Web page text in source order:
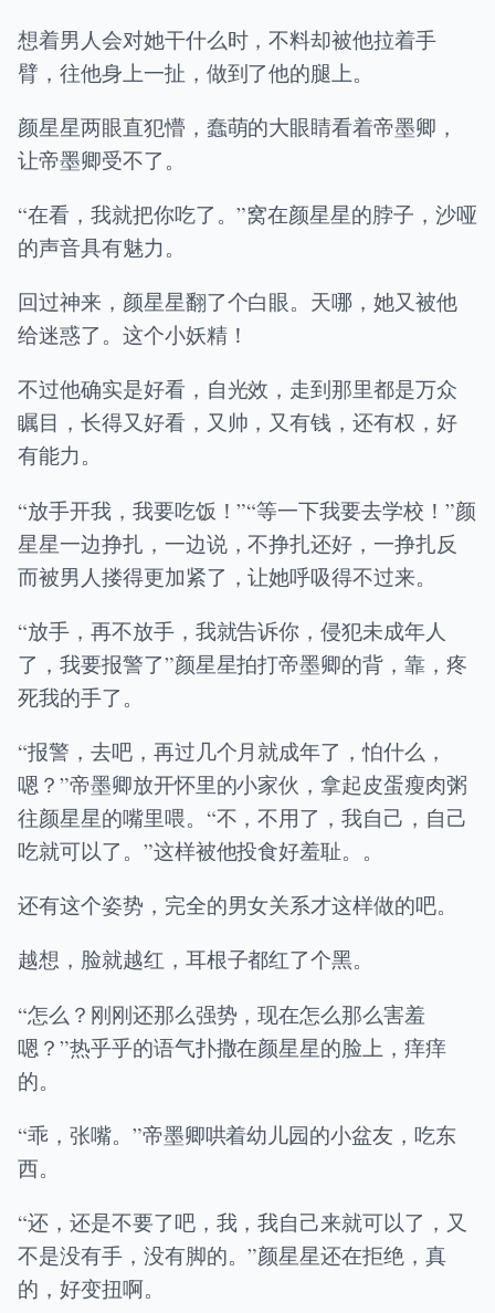
想着男人会对她干什么时，不料却被他拉着手
臂，往他身上一扯，做到了他的腿上。
颜星星两眼直犯懵，蠢萌的大眼睛看着帝墨卿，
让帝墨卿受不了。
“在看，我就把你吃了。”窝在颜星星的脖子，沙哑
的声音具有魅力。
回过神来，颜星星翻了个白眼。天哪，她又被他
给迷惑了。这个小妖精！
不过他确实是好看，自光效，走到那里都是万众
瞩目，长得又好看，又帅，又有钱，还有权，好
有能力。
“放手开我，我要吃饭！”“等一下我要去学校！”颜
星星一边挣扎，一边说，不挣扎还好，一挣扎反
而被男人搂得更加紧了，让她呼吸得不过来。
“放手，再不放手，我就告诉你，侵犯未成年人
了，我要报警了”颜星星拍打帝墨卿的背，靠，疼
死我的手了。
“报警，去吧，再过几个月就成年了，怕什么，
嗯？”帝墨卿放开怀里的小家伙，拿起皮蛋瘦肉粥
往颜星星的嘴里喂。“不，不用了，我自己，自己
吃就可以了。”这样被他投食好羞耻。。
还有这个姿势，完全的男女关系才这样做的吧。
越想，脸就越红，耳根子都红了个黑。
“怎么？刚刚还那么强势，现在怎么那么害羞
嗯？”热乎乎的语气扑撒在颜星星的脸上，痒痒
的。
“乖，张嘴。”帝墨卿哄着幼儿园的小盆友，吃东
西。
“还，还是不要了吧，我，我自己来就可以了，又
不是没有手，没有脚的。”颜星星还在拒绝，真
的，好变扭啊。